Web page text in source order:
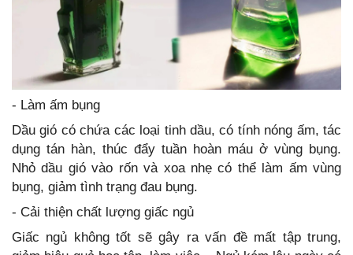
- Làm ấm bụng
Dầu gió có chứa các loại tinh dầu, có tính nóng ấm, tác
dụng tán hàn, thúc đẩy tuần hoàn máu ở vùng bụng.
Nhỏ dầu gió vào rốn và xoa nhẹ có thể làm ấm vùng
bụng, giảm tình trạng đau bụng.
- Cải thiện chất lượng giấc ngủ
Giấc ngủ không tốt sẽ gây ra vấn đề mất tập trung,